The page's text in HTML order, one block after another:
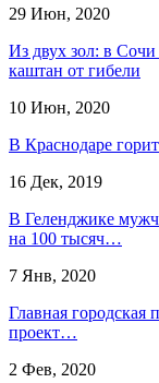
29 Июн, 2020
Из двух зол: в
каштан от гибели
10 Июн, 2020
В Краснодаре
16 Дек, 2019
В Геленджике
на 100 тысяч…
7 Янв, 2020
Главная городская
проект…
2 Фев, 2020